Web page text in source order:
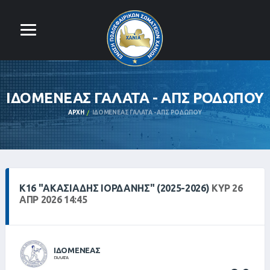
ΙΔΟΜΕΝΕΑΣ ΓΑΛΑΤΑ - ΑΠΣ ΡΟΔΩΠΟΥ
ΑΡΧΉ ΙΔΟΜΕΝΕΑΣ ΓΑΛΑΤΑ - ΑΠΣ ΡΟΔΩΠΟΥ
Κ16 "ΑΚΑΣΙΆΔΗΣ ΙΟΡΔΆΝΗΣ" (2025-2026) ΚΥΡ 26
ΑΠΡ 2026 14:45
ΙΔΟΜΕΝΕΑΣ
ΓΑΛΑΤΑ